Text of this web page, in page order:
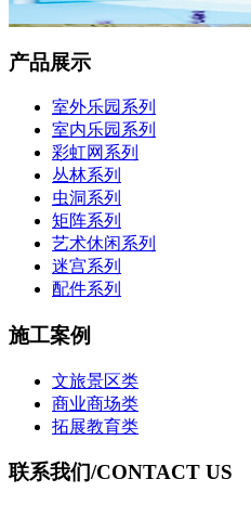
产品展示
室外乐园系列
室内乐园系列
彩虹网系列
丛林系列
虫洞系列
矩阵系列
艺术休闲系列
迷宫系列
配件系列
施工案例
文旅景区类
商业商场类
拓展教育类
联系我们/CONTACT US